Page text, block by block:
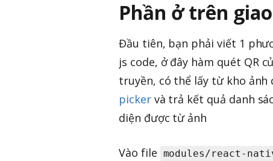
Phần ở trên giao
Đầu tiên, bạn phải viết 1
js code, ở đây hàm quét QR
truyền, có thể lấy từ kho ảnh
pickervà trả kết quả danh
diện được từ ảnh
Vào file modules/react-